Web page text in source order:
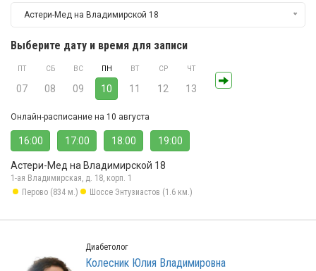
Астери-Мед на Владимирской 18
Выберите дату и время для записи
ПТ
07
СБ
08
ВС
09
ПН
10
ВТ
11
СР
12
ЧТ
13
Онлайн-расписание на 10 августа
16:00 17:00 18:00 19:00
Астери-Мед на Владимирской 18
1-ая Владимирская, д. 18, корп. 1
Перово (834 м.)
Шоссе Энтузиастов (1.6 км.)
Диабетолог
Колесник Юлия Владимировна